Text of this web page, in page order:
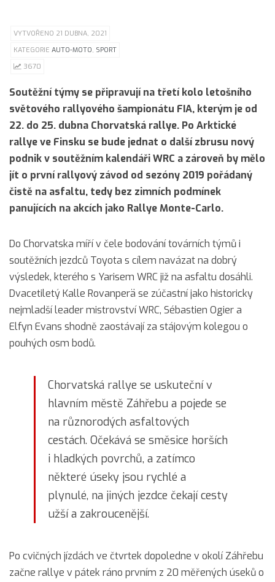
VYTVOŘENO 21 DUBNA, 2021
KATEGORIE AUTO-MOTO, SPORT
3670
Soutěžní týmy se připravují na třetí kolo letošního
světového rallyového šampionátu FIA, kterým je od
22. do 25. dubna Chorvatská rallye. Po Arktické
rallye ve Finsku se bude jednat o další zbrusu nový
podnik v soutěžním kalendáři WRC a zároveň by mělo
jít o první rallyový závod od sezóny 2019 pořádaný
čistě na asfaltu, tedy bez zimních podmínek
panujících na akcích jako Rallye Monte-Carlo.
Do Chorvatska míří v čele bodování továrních týmů i
soutěžních jezdců Toyota s cílem navázat na dobrý
výsledek, kterého s Yarisem WRC již na asfaltu dosáhli.
Dvacetiletý Kalle Rovanperä se zúčastní jako historicky
nejmladší leader mistrovství WRC, Sébastien Ogier a
Elfyn Evans shodně zaostávají za stájovým kolegou o
pouhých osm bodů.
Chorvatská rallye se uskuteční v
hlavním městě Záhřebu a pojede se
na různorodých asfaltových
cestách. Očekává se směsice horších
i hladkých povrchů, a zatímco
některé úseky jsou rychlé a
plynulé, na jiných jezdce čekají cesty
užší a zakroucenější.
Po cvičných jízdách ve čtvrtek dopoledne v okolí Záhřebu
začne rallye v pátek ráno prvním z 20 měřených úseků o